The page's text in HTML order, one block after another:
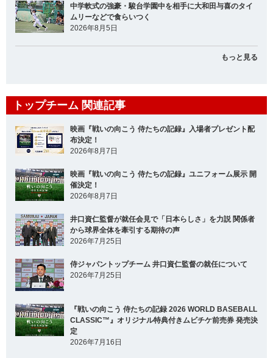
中学軟式の強豪・駿台学園中を相手に大和田与喜のタイ
ムリーなどで食らいつく
2026年8月5日
もっと見る
トップチーム 関連記事
映画『戦いの向こう 侍たちの記録』入場者プレゼント配
布決定！
2026年8月7日
映画『戦いの向こう 侍たちの記録』ユニフォーム展示 開
催決定！
2026年8月7日
井口資仁監督が就任会見で「日本らしさ」を力説 関係者
から球界全体を牽引する期待の声
2026年7月25日
侍ジャパントップチーム 井口資仁監督の就任について
2026年7月25日
『戦いの向こう 侍たちの記録 2026 WORLD BASEBALL
CLASSIC™』オリジナル特典付きムビチケ前売券 発売決
定
2026年7月16日